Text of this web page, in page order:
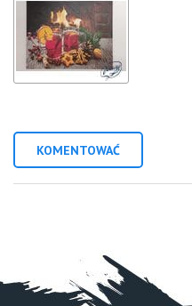
KOMENTOWAĆ